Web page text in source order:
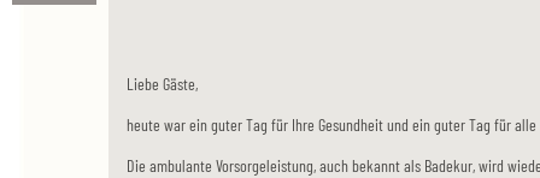
Liebe Gäste,
heute war ein guter Tag für Ihre Gesundheit und ein guter Tag für
Die ambulante Vorsorgeleistung, auch bekannt als Badekur, wird